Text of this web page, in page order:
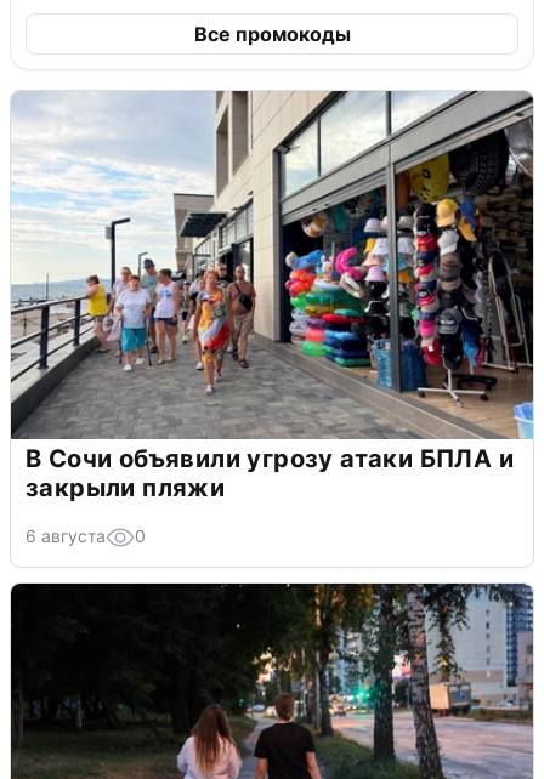
Все промокоды
В Сочи объявили угрозу атаки БПЛА и
закрыли пляжи
6 августа 0